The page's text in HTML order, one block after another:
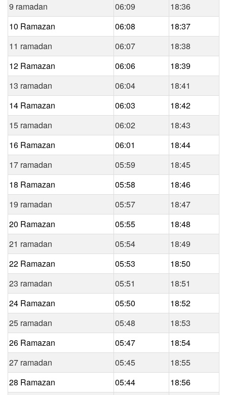
9 ramadan
06:09
18:36
10 Ramazan
06:08
18:37
11 ramadan
06:07
18:38
12 Ramazan
06:06
18:39
13 ramadan
06:04
18:41
14 Ramazan
06:03
18:42
15 ramadan
06:02
18:43
16 Ramazan
06:01
18:44
17 ramadan
05:59
18:45
18 Ramazan
05:58
18:46
19 ramadan
05:57
18:47
20 Ramazan
05:55
18:48
21 ramadan
05:54
18:49
22 Ramazan
05:53
18:50
23 ramadan
05:51
18:51
24 Ramazan
05:50
18:52
25 ramadan
05:48
18:53
26 Ramazan
05:47
18:54
27 ramadan
05:45
18:55
28 Ramazan
05:44
18:56